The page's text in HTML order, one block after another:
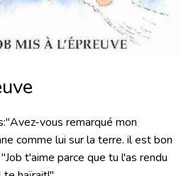
vous remarqué mon
comme lui sur la terre. il est bon
t'aime parce que tu l'as rendu